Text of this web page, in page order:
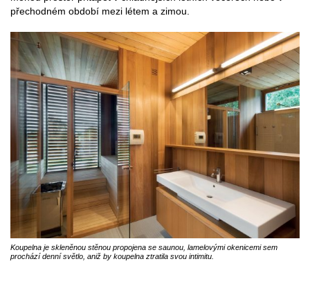
přechodném období mezi létem a zimou.
Koupelna je skleněnou stěnou propojena se saunou, lamelovými okenicemi sem
prochází denní světlo, aniž by koupelna ztratila svou intimitu.